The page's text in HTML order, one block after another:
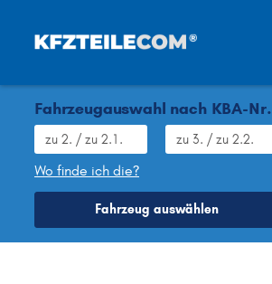
Fahrzeugauswahl nach KBA-Nr.
Wo finde ich die?
Fahrzeug auswählen